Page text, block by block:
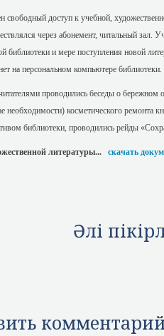
доступ к учебной,
через абонемент, читальный зал.
библиотеки и мере поступления новой
на персональном компьютере
проводились беседы о
необходимости) косметического ремонта
библиотеки, проводились рейды
литературы... скачать
Әлі